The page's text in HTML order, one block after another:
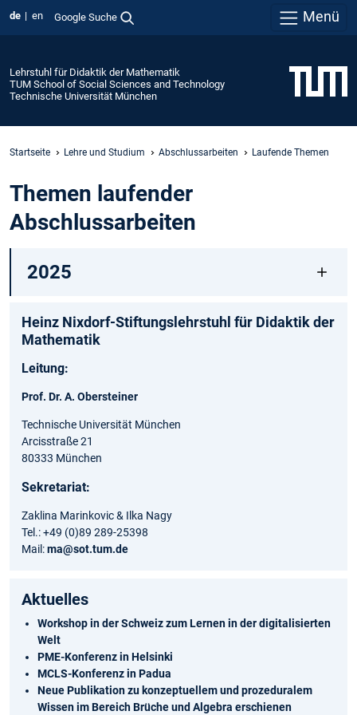
de en Google Suche Menü
Lehrstuhl für Didaktik der Mathematik
TUM School of Social Sciences and Technology
Technische Universität München
Startseite Lehre und Studium Abschlussarbeiten Laufende Themen
Themen laufender
Abschlussarbeiten
2025
Heinz Nixdorf-Stiftungslehrstuhl für Didaktik der
Mathematik
Leitung:
Prof. Dr. A. Obersteiner
Technische Universität München
Arcisstraße 21
80333 München
Sekretariat:
Zaklina Marinkovic & Ilka Nagy
Tel.: +49 (0)89 289-25398
Mail:ma@sot.tum.de
Aktuelles
Workshop in der Schweiz zum Lernen in der digitalisierten
Welt
PME-Konferenz in Helsinki
MCLS-Konferenz in Padua
Neue Publikation zu konzeptuellem und prozeduralem
Wissen im Bereich Brüche und Algebra erschienen